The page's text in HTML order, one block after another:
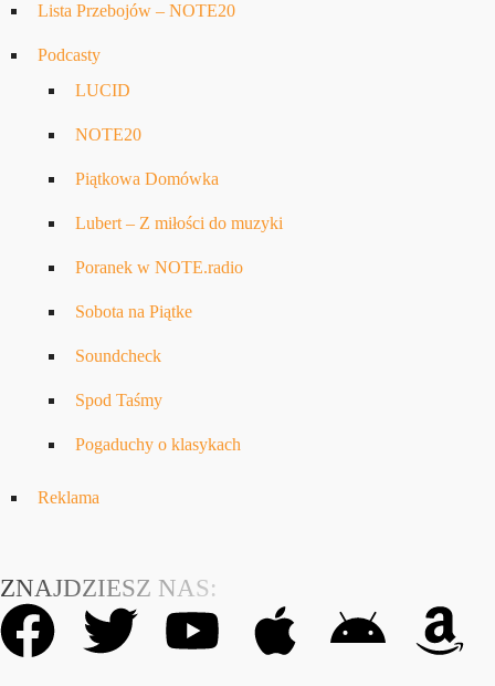
Lista Przebojów – NOTE20
Podcasty
LUCID
NOTE20
Piątkowa Domówka
Lubert – Z miłości do muzyki
Poranek w NOTE.radio
Sobota na Piątke
Soundcheck
Spod Taśmy
Pogaduchy o klasykach
Reklama
ZNAJDZIESZ NAS: